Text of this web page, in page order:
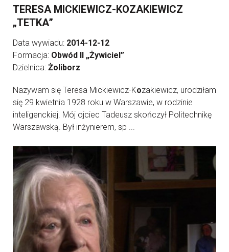
TERESA MICKIEWICZ-KOZAKIEWICZ
„TETKA”
Data wywiadu: 2014-12-12
Formacja: Obwód II „Żywiciel”
Dzielnica: Żoliborz
Nazywam się Teresa Mickiewicz-Kozakiewicz, urodziłam
się 29 kwietnia 1928 roku w Warszawie, w rodzinie
inteligenckiej. Mój ojciec Tadeusz skończył Politechnikę
Warszawską. Był inżynierem, sp ...